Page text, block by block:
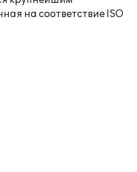
на соответствие ISO